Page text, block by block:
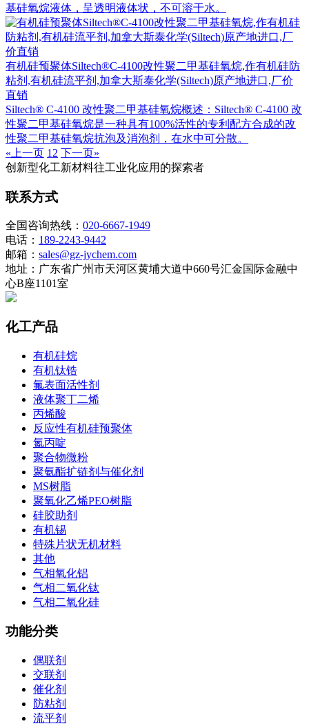
基硅氧烷液体，呈透明液体状，不可溶于水。
有机硅预聚体Siltech®C-4100改性聚二甲基硅氧烷,作有机硅防
粘剂,有机硅流平剂,加拿大斯泰化学(Siltech)原产地进口,厂价
直销
Siltech® C-4100 改性聚二甲基硅氧烷概述：Siltech® C-4100 改
性聚二甲基硅氧烷是一种具有100%活性的专利配方合成的改
性聚二甲基硅氧烷抗泡及消泡剂，在水中可分散。
«上一页 1 2 下一页»
创新型化工新材料往工业化应用的探索者
联系方式
全国咨询热线： 020-6667-1949
电话： 189-2243-9442
邮箱： sales@gz-jychem.com
地址：广东省广州市天河区黄埔大道中660号汇金国际金融中
心B座1101室
化工产品
有机硅烷
有机钛锆
氟表面活性剂
液体聚丁二烯
丙烯酸
反应性有机硅预聚体
氮丙啶
聚合物微粉
聚氨酯扩链剂与催化剂
MS树脂
聚氧化乙烯PEO树脂
硅胶助剂
有机锡
特殊片状无机材料
其他
气相氧化铝
气相二氧化钛
气相二氧化硅
功能分类
偶联剂
交联剂
催化剂
防粘剂
流平剂